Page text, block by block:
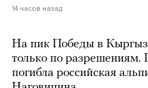
14 часов назад
На пик Победы в
только по разрешениям.
погибла российская